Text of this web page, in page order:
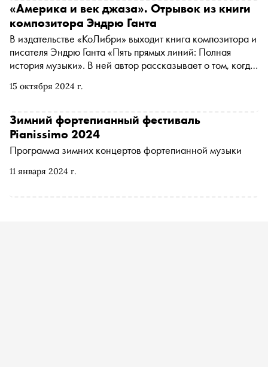
15 октября 2024 г.
«Америка и век джаза». Отрывок из книги
композитора Эндрю Ганта
В издательстве «КоЛибри» выходит книга композитора и
писателя Эндрю Ганта «Пять прямых линий: Полная
история музыки». В ней автор рассказывает о том, когда
музыка нравилась Людовику XIV и как творил Петр
публикует отрывок
11 января 2024 г.
Зимний фортепианный фестиваль
Pianissimo 2024
Программа зимних концертов фортепианной музыки